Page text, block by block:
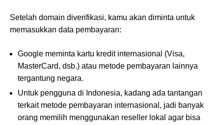
Setelah domain diverifikasi, kamu akan diminta untuk
memasukkan data pembayaran:
Google meminta kartu kredit internasional (Visa,
MasterCard, dsb.) atau metode pembayaran lainnya
tergantung negara.
Untuk pengguna di Indonesia, kadang ada tantangan
terkait metode pembayaran internasional, jadi banyak
orang memilih menggunakan reseller lokal agar bisa